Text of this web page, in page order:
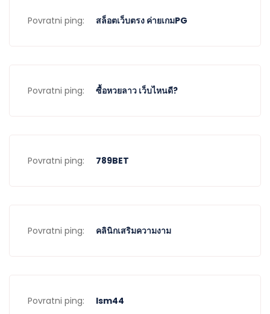
Povratni ping: สล็อตเว็บตรง ค่ายเกมPG
Povratni ping: ซื้อหวยลาว เว็บไหนดี?
Povratni ping: 789BET
Povratni ping: คลินิกเสริมความงาม
Povratni ping: lsm44